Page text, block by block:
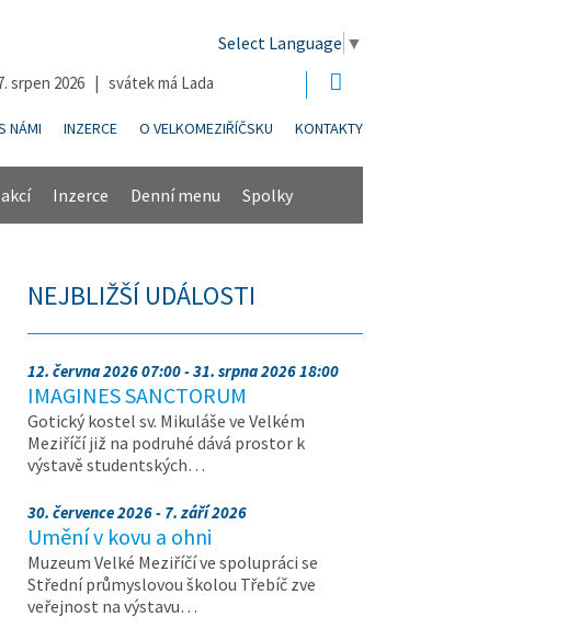
Select Language ▼
srpen 2026 | svátek má Lada
NÁMI INZERCE O VELKOMEZIŘÍČSKU KONTAKTY
Inzerce Denní menu Spolky
NEJBLIŽŠÍ UDÁLOSTI
12. června 2026 07:00 - 31. srpna 2026 18:00
IMAGINES SANCTORUM
Gotický kostel sv. Mikuláše ve Velkém
Meziříčí již na podruhé dává prostor k
výstavě studentských…
30. července 2026 - 7. září 2026
Umění v kovu a ohni
Muzeum Velké Meziříčí ve spolupráci se
Střední průmyslovou školou Třebíč zve
veřejnost na výstavu…